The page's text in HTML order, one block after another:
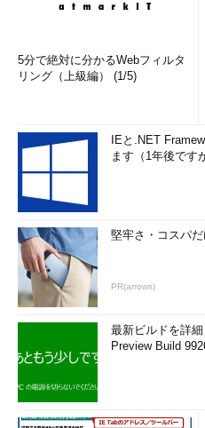
5分で絶対に分かるWebフィルタ
リング（上級編） (1/5)
IEと.NET
ます（1年後です
堅牢さ・コスパ
PR(arrows)
最新ビルドを詳
Preview Build